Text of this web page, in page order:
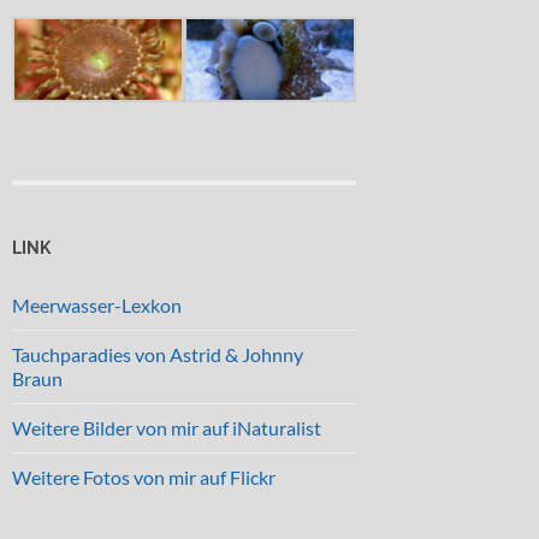
LINK
Meerwasser-Lexkon
Tauchparadies von Astrid & Johnny
Braun
Weitere Bilder von mir auf iNaturalist
Weitere Fotos von mir auf Flickr